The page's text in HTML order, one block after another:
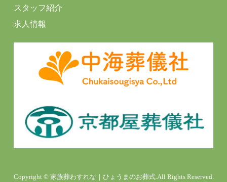
スタッフ紹介
求人情報
Copyright © 家族葬わすれな｜ひょうまのお葬式.All Rights Reserved.